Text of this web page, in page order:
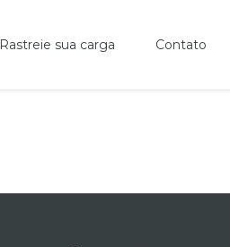
Rastreie sua carga Contato